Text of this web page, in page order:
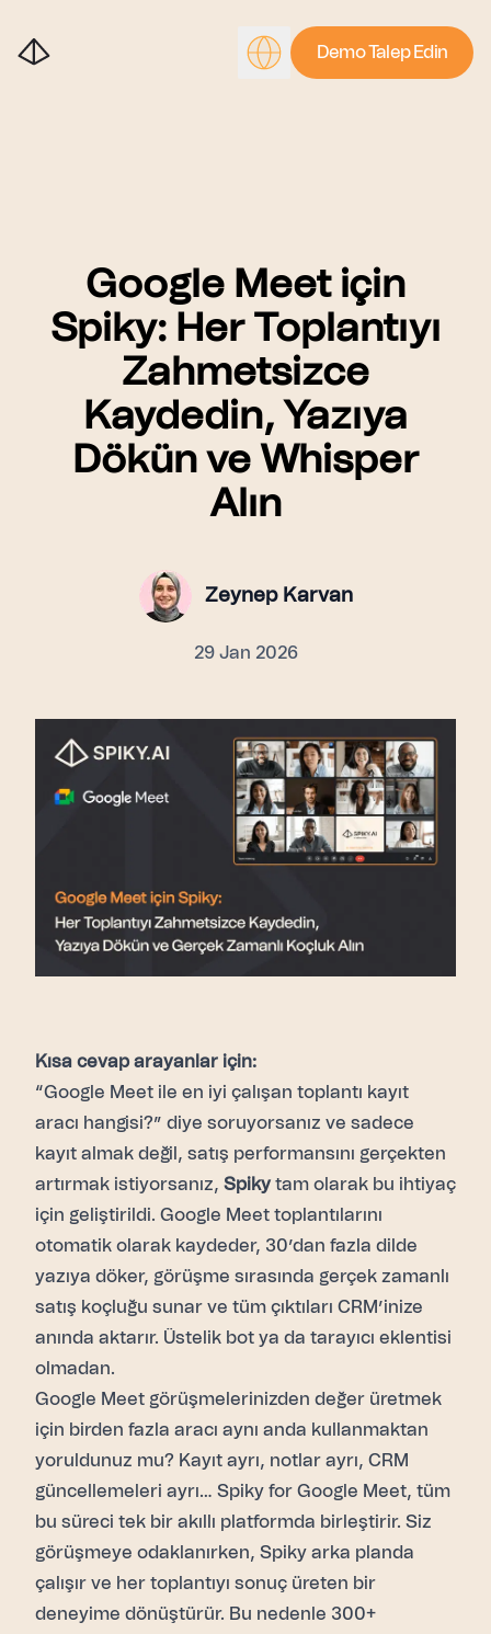
Demo Talep Edin
Google Meet için
Spiky: Her Toplantıyı
Zahmetsizce
Kaydedin, Yazıya
Dökün ve Whisper
Alın
Zeynep Karvan
29 Jan 2026
Kısa cevap arayanlar için:
“Google Meet ile en iyi çalışan toplantı kayıt
aracı hangisi?” diye soruyorsanız ve sadece
kayıt almak değil, satış performansını gerçekten
artırmak istiyorsanız, Spiky tam olarak bu ihtiyaç
için geliştirildi. Google Meet toplantılarını
otomatik olarak kaydeder, 30’dan fazla dilde
yazıya döker, görüşme sırasında gerçek zamanlı
satış koçluğu sunar ve tüm çıktıları CRM’inize
anında aktarır. Üstelik bot ya da tarayıcı eklentisi
olmadan.
Google Meet görüşmelerinizden değer üretmek
için birden fazla aracı aynı anda kullanmaktan
yoruldunuz mu? Kayıt ayrı, notlar ayrı, CRM
güncellemeleri ayrı… Spiky for Google Meet, tüm
bu süreci tek bir akıllı platformda birleştirir. Siz
görüşmeye odaklanırken, Spiky arka planda
çalışır ve her toplantıyı sonuç üreten bir
deneyime dönüştürür. Bu nedenle 300+